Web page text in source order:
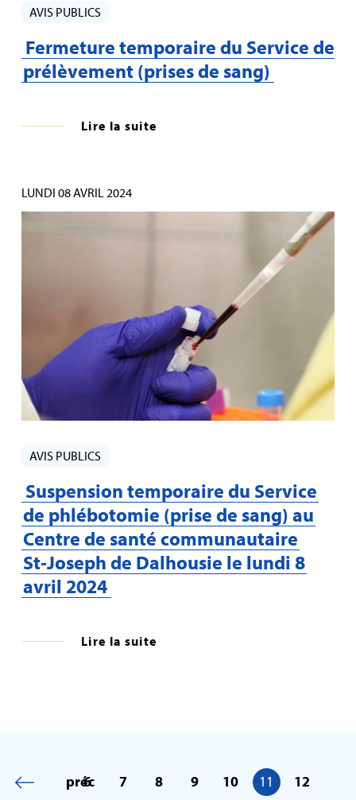
AVIS PUBLICS
Fermeture temporaire du Service de
prélèvement (prises de sang)
Lire la suite
LUNDI 08 AVRIL 2024
AVIS PUBLICS
Suspension temporaire du Service
de phlébotomie (prise de sang) au
Centre de santé communautaire
St‑Joseph de Dalhousie le lundi 8
avril 2024
Lire la suite
préc
6 7 8 9 10 11
12